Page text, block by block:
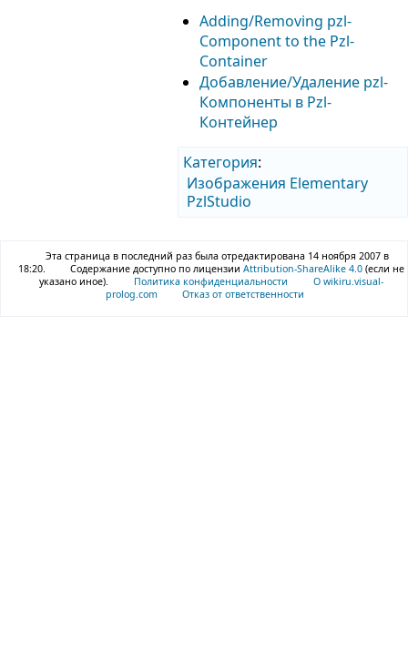
Adding/Removing pzl-
Component to the Pzl-
Container
Добавление/Удаление pzl-
Компоненты в Pzl-
Контейнер
Категория:
Изображения Elementary
PzlStudio
Эта страница в последний раз была отредактирована 14 ноября 2007 в
18:20.
Содержание доступно по лицензииAttribution-ShareAlike 4.0(если не
указано иное).
Политика конфиденциальности
О wikiru.visual-
prolog.com
Отказ от ответственности